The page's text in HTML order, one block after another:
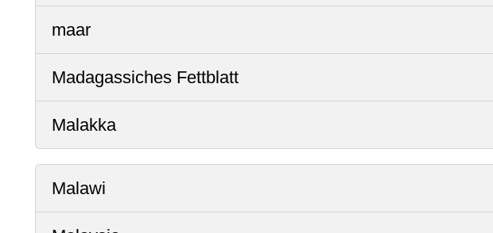
maar
Madagassiches Fettblatt
Malakka
Malawi